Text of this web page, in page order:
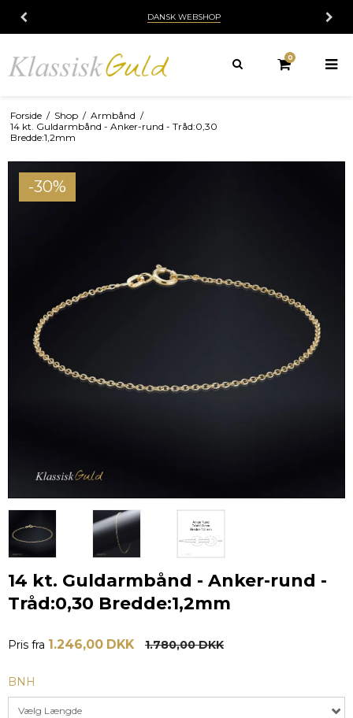
DANSK WEBSHOP
0
Forside / Shop / Armbånd /
14 kt. Guldarmbånd - Anker-rund - Tråd:0,30
Bredde:1,2mm
-30%
14 kt. Guldarmbånd - Anker-rund -
Tråd:0,30 Bredde:1,2mm
Pris fra 1.246,00 DKK 1.780,00 DKK
BNH
Vælg Længde